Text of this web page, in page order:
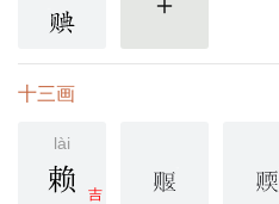
更多
十三画
lài
吉
赖